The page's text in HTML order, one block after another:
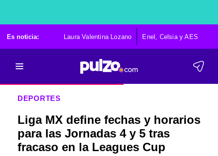
Es noticia: Laura Valentina Lozano Enel, Celsia y AES
DEPORTES
Liga MX define fechas y horarios
para las Jornadas 4 y 5 tras
fracaso en la Leagues Cup